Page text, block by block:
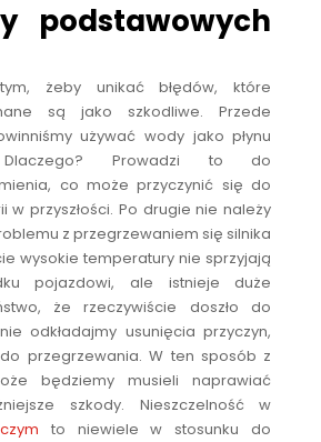
podstawowych
żeby unikać błędów, które
są jako szkodliwe. Przede
używać wody jako płynu
Dlaczego? Prowadzi to do
co może przyczynić się do
w przyszłości. Po drugie nie należy
z przegrzewaniem się silnika
wysokie temperatury nie sprzyjają
pojazdowi, ale istnieje duże
że rzeczywiście doszło do
odkładajmy usunięcia przyczyn,
przegrzewania. W ten sposób z
będziemy musieli naprawiać
szkody. Nieszczelność w
to niewiele w stosunku do